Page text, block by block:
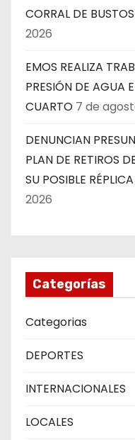
CORRAL DE
2026
EMOS REALIZA
PRESIÓN DE AGUA
CUARTO 7 de
DENUNCIAN
PLAN DE RETIROS
SU POSIBLE
2026
Categorías
Categorias
DEPORTES
INTERNACIONALES
LOCALES